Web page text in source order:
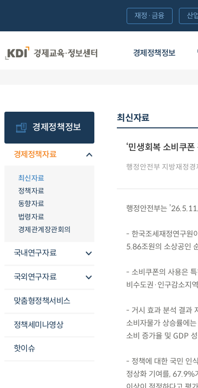
경제정책정보
재정·금융 산
경제정책정보
경제정책자료
최신자료
정책자료
동향자료
법령자료
경제관계장관회의
국내연구자료
국외연구자료
맞춤형정책서비스
정책세미나영상
핫이슈
최신자료
‘민생회복 소비쿠
행정안전부 지방재정
행정안전부는
- 한국조세재정연구원
5.86조원의 소상공인
- 소비쿠폰의 사용은
비수도권·인구감소지
- 거시 효과 분석 결과
소비자물가 상승률에
소비 증가율 및 GDP
- 정책에 대한 국민 인
정상화 기여를, 67.9%